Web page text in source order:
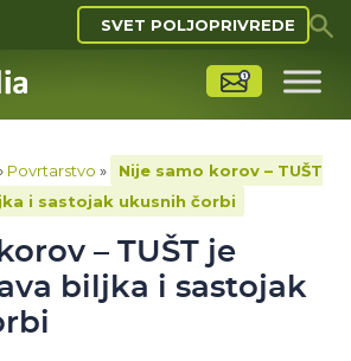
SVET POLJOPRIVREDE
Povrtarstvo »
Nije samo korov – TUŠT
i sastojak ukusnih čorbi
– TUŠT je
biljka i sastojak